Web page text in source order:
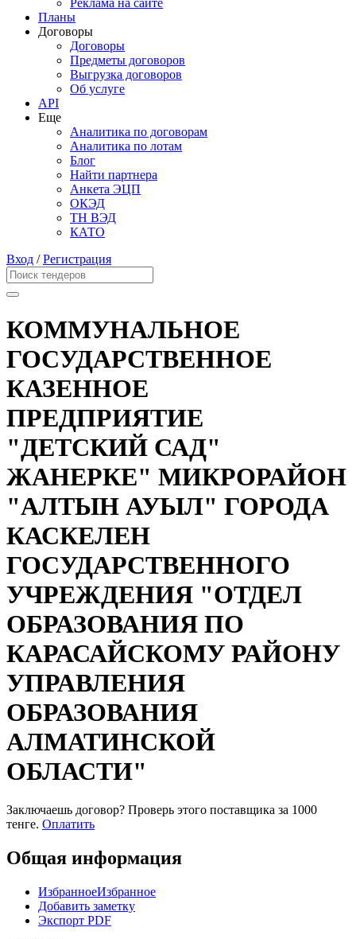
Реклама на сайте
Планы
Договоры
Договоры
Предметы договоров
Выгрузка договоров
Об услуге
API
Еще
Аналитика по договорам
Аналитика по лотам
Блог
Найти партнера
Анкета ЭЦП
ОКЭД
ТН ВЭД
КАТО
Вход /Регистрация
КОММУНАЛЬНОЕ
ГОСУДАРСТВЕННОЕ
КАЗЕННОЕ
ПРЕДПРИЯТИЕ
"ДЕТСКИЙ САД"
ЖАНЕРКЕ" МИКРОРАЙОН
"АЛТЫН АУЫЛ" ГОРОДА
КАСКЕЛЕН
ГОСУДАРСТВЕННОГО
УЧРЕЖДЕНИЯ "ОТДЕЛ
ОБРАЗОВАНИЯ ПО
КАРАСАЙСКОМУ РАЙОНУ
УПРАВЛЕНИЯ
ОБРАЗОВАНИЯ
АЛМАТИНСКОЙ
ОБЛАСТИ"
Заключаешь договор? Проверь этого поставщика за 1000
тенге. Оплатить
Общая информация
ИзбранноеИзбранное
Добавить заметку
Экспорт PDF